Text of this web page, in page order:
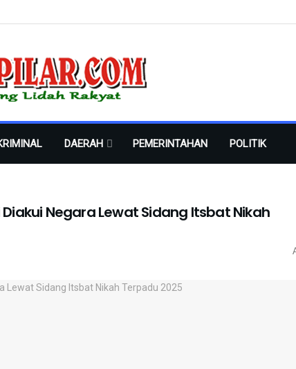
DAERAH PEMERINTAHAN POLITIK
Negara Lewat Sidang Itsbat Nikah